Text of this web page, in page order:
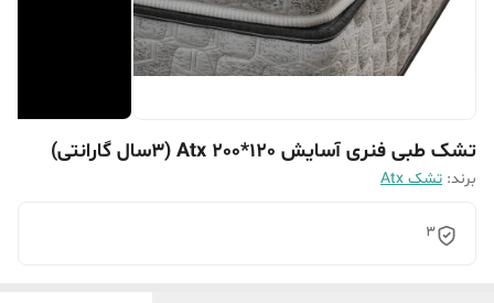
تشک طبی فنری آسایش Atx 200*120 (3سال گارانتی)
برند: تشک Atx
3